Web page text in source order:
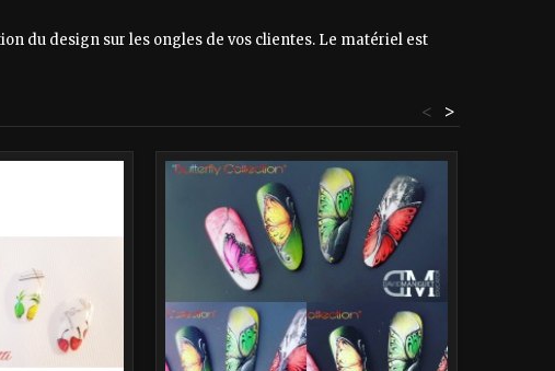
du design sur les ongles de vos clientes. Le matériel est
>
<